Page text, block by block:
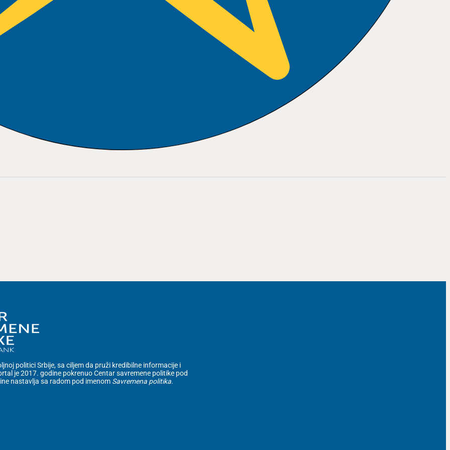
politici Srbije, sa ciljem da pruži kredibilne informacije i
je 2017. godine pokrenuo Centar savremene politike pod
nastavlja sa radom pod imenom Savremena politika.